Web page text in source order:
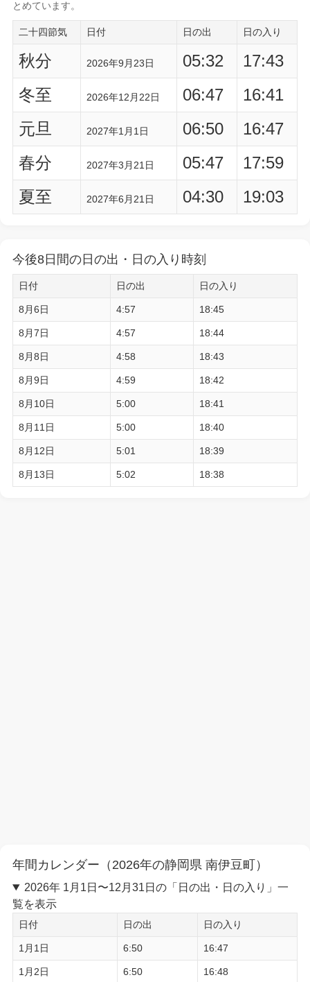
とめています。
二十四節気 日付 日の出 日の入り
秋分 2026年9月23日 05:32
17:43
冬至
2026年12月22日 06:47
16:41
元旦
2027年1月1日 06:50
16:47
春分
2027年3月21日 05:47
17:59
夏至
2027年6月21日 04:30 19:03
今後8日間の日の出・日の入り時刻
日付 日の出 日の入り
8月6日 4:57 18:45
8月7日 4:57 18:44
8月8日 4:58 18:43
8月9日 4:59 18:42
8月10日 5:00 18:41
8月11日 5:00 18:40
8月12日 5:01 18:39
8月13日 5:02 18:38
年間カレンダー（2026年の静岡県 南伊豆町）
2026年 1月1日〜12月31日の「日の出・日の入り」一
覧を表示
日付 日の出 日の入り
1月1日 6:50 16:47
1月2日 6:50 16:48